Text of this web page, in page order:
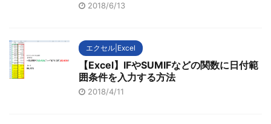
2018/6/13
エクセル|Excel
【Excel】IFやSUMIFなどの関数に日付範
囲条件を入力する方法
2018/4/11